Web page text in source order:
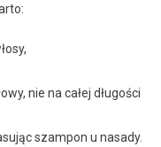
nie na całej długości
szampon u nasady.